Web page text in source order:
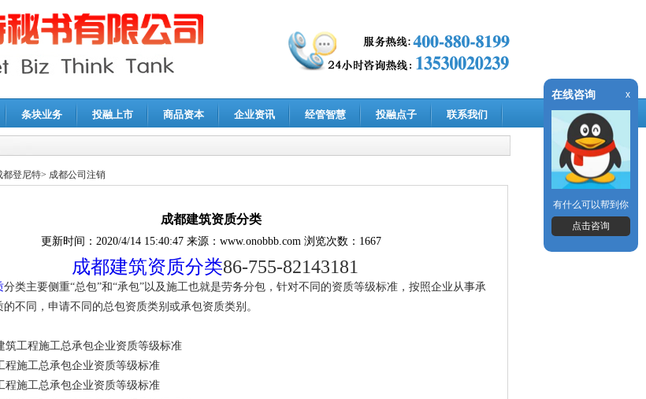
条块业务 投融上市 商品资本 企业资讯 经管智慧 投融点子 联系我们
都登尼特> 成都公司注销
成都建筑资质分类
更新时间： 2020/4/14 15:40:47来源： www.onobbb.com浏览次数：1667
成都建筑资质分类86-755-82143181
分类主要侧重“总包”和“承包”以及施工也就是劳务分包，针对不同的资质等级标准，按照企业从事承
不同，申请不同的总包资质类别或承包资质类别。
工程施工总承包企业资质等级标准
施工总承包企业资质等级标准
施工总承包企业资质等级标准
在线咨询 x
有什么可以帮到你
点击咨询